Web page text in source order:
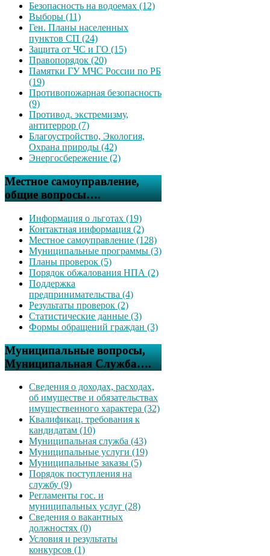
Безопасность на водоемах (12)
Выборы (11)
Ген. Планы населенных
пунктов СП (24)
Защита от ЧС и ГО (15)
Правопорядок (20)
Памятки ГУ МЧС России по РБ
(19)
Противопожарная безопасность
(9)
Противод. экстремизму,
антитеррор (7)
Благоустройство, Экология,
Охрана природы (42)
Энергосбережение (2)
Местное самоуправление,
общие вопросы….
Информация о льготах (19)
Контактная информация (2)
Местное самоуправление (128)
Муниципальные программы (3)
Планы проверок (5)
Порядок обжалования НПА (2)
Поддержка
предпринимательства (4)
Результаты проверок (2)
Статистические данные (3)
Формы обращений граждан (3)
Муниципальные вопросы,
Муниципальная Служба….
Сведения о доходах, расходах,
об имуществе и обязательствах
имущественного характера (32)
Квалификац. требования к
кандидатам (10)
Муниципальная служба (43)
Муниципальные услуги (19)
Муниципальные заказы (5)
Порядок поступления на
службу (9)
Регламенты гос. и
муниципальных услуг (28)
Сведения о вакантных
должностях (0)
Условия и результаты
конкурсов (1)